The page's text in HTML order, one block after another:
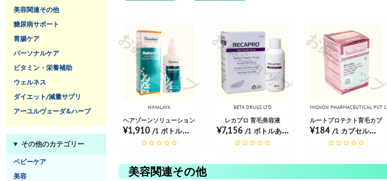
美容関連その他
糖尿病サポート
胃腸ケア
パーソナルケア
ビタミン・栄養補助
ウェルネス
ダイエット/減量サプリ
アーユルヴェーダ&ハーブ
▼ その他のカテゴリー
ベビーケア
美容
お薬ショップ
HIMALAYA
ヘアゾーンソリューション
¥1,910 /1 ボトルあたり
お薬ショップ
BETA DRUGS LTD
レカプロ 育毛美容液
¥7,156 /1 ボトルあたり
お薬ショップ
MIGNON PHARMACEUTICAL PVT
ルートプロテクト育毛カプセ
¥184/1 カプセルあたり
美容関連その他